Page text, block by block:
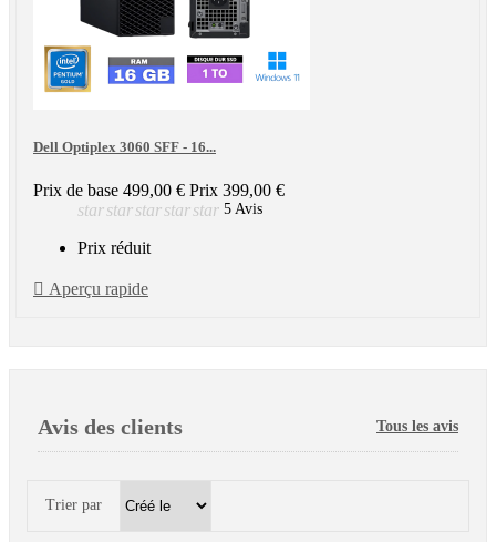
Dell Optiplex 3060 SFF - 16...
Prix de base 499,00 € Prix 399,00 €
star star star star star 5 Avis
Prix réduit
 Aperçu rapide
Avis des clients Tous les avis
Trier par